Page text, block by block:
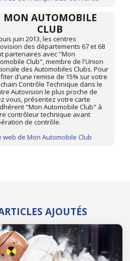
MON AUTOMOBILE
CLUB
juin 2013, les centres
des départements 67 et 68
partenaires avec "Mon
Club", membre de l'Union
des Automobiles Clubs. Pour
d'une remise de 15% sur votre
Contrôle Technique dans le
Autovision le plus proche de
vous, présentez votre carte
"Mon Automobile Club" à
contrôleur technique avant
de contrôle.
web de Mon Automobile Club
AJOUTÉS